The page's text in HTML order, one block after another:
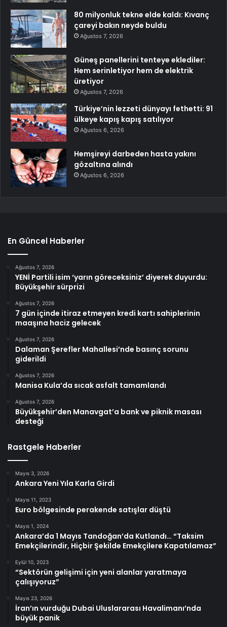
80 milyonluk tekne elde kaldı: Kıvanç
çareyi bakın neyde buldu
Ağustos 7, 2026
Güneş panellerini tenteye eklediler:
Hem serinletiyor hem de elektrik
üretiyor
Ağustos 7, 2026
Türkiye’nin lezzeti dünyayı fethetti: 91
ülkeye kapış kapış satılıyor
Ağustos 6, 2026
Hemşireyi darbeden hasta yakını
gözaltına alındı
Ağustos 6, 2026
En Güncel Haberler
Ağustos 7, 2026
YENİ Partili isim ‘yarın göreceksiniz’ diyerek duyurdu:
Büyükşehir sürprizi
Ağustos 7, 2026
7 gün içinde itiraz etmeyen kredi kartı sahiplerinin
maaşına haciz gelecek
Ağustos 7, 2026
Dalaman Şerefler Mahallesi’nde basınç sorunu
giderildi
Ağustos 7, 2026
Manisa Kula’da sıcak asfalt tamamlandı
Ağustos 7, 2026
Büyükşehir’den Manavgat’a bank ve piknik masası
desteği
Rastgele Haberler
Mayıs 3, 2026
Ankara Yeni Yıla Karla Girdi
Mayıs 11, 2023
Euro bölgesinde perakende satışlar düştü
Mayıs 1, 2024
Ankara’da 1 Mayıs Tandoğan’da Kutlandı… “Taksim
Emekçilerindir, Hiçbir Şekilde Emekçilere Kapatılamaz”
Eylül 10, 2023
“Sektörün gelişimi için yeni alanlar yaratmaya
çalışıyoruz”
Mayıs 23, 2026
İran’ın vurduğu Dubai Uluslararası Havalimanı’nda
büyük panik